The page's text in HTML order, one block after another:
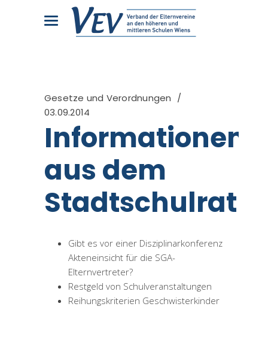
Gesetze und Verordnungen
03.09.2014
Informationen
aus dem
Stadtschulrat
Gibt es vor einer Disziplinarkonferenz
Akteneinsicht für die SGA-
Elternvertreter?
Restgeld von Schulveranstaltungen
Reihungskriterien Geschwisterkinder